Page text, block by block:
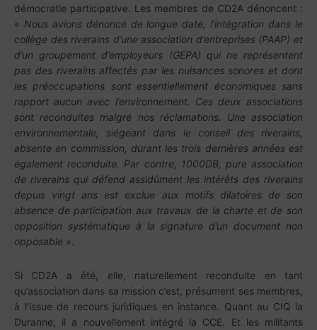
démocratie participative. Les membres de CD2A dénoncent :
« Nous avions dénoncé de longue date, l’intégration dans le
collège des riverains d’une association d’entreprises (PAAP) et
d’un groupement d’employeurs (GEPA) qui ne représentent
pas des riverains affectés par les nuisances sonores et dont
les préoccupations sont essentiellement économiques sans
rapport aucun avec l’environnement. Ces deux associations
sont reconduites malgré nos réclamations. Une association
environnementale, siégeant dans le conseil des riverains,
absente en commission, durant les trois dernières années est
également reconduite. Par contre, 1000DB, pure association
de riverains qui défend assidûment les intérêts des riverains
depuis vingt ans est exclue aux motifs dilatoires de son
absence de participation aux travaux de la charte et de son
opposition systématique à la signature d’un document non
opposable ».
Si CD2A a été, elle, naturellement reconduite en tant
qu’association dans sa mission c’est, présument ses membres,
à l’issue de recours juridiques en instance. Quant au CIQ la
Duranne, il a nouvellement intégré la CCE. Et les militants